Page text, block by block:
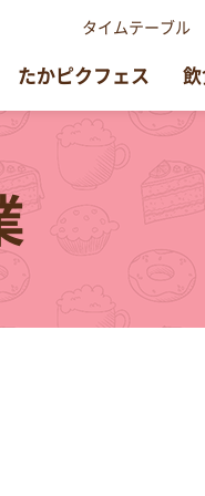
たかピクフェス
タイムテーブル